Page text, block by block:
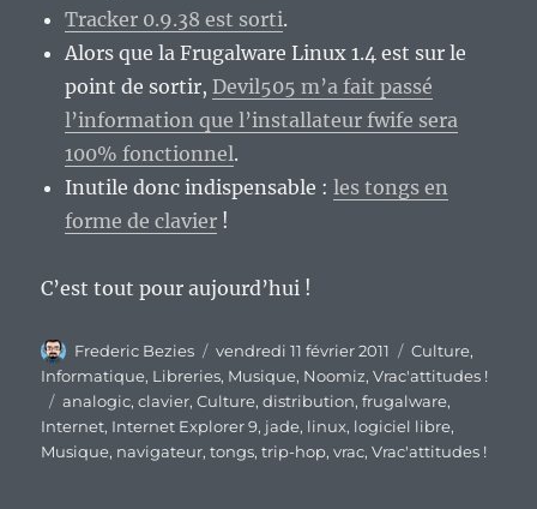
Tracker 0.9.38 est sorti.
Alors que la Frugalware Linux 1.4 est sur le
point de sortir,Devil505 m’a fait passé
l’information que l’installateur fwife sera
100% fonctionnel.
Inutile donc indispensable :les tongs en
forme de clavier !
C’est tout pour aujourd’hui !
Auteur
Frederic Bezies
Publié
le
vendredi 11 février 2011 Catégories
Culture,
Informatique, Libreries, Musique, Noomiz,Vrac'attitudes !
Étiquettes
analogic,clavier,Culture,distribution,frugalware,
Internet, Internet Explorer 9, jade, linux, logiciel libre,
Musique, navigateur,tongs,trip-hop,vrac,Vrac'attitudes !